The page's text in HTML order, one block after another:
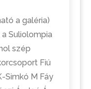
a galéria)
Suliolompia
szép
Fiú
Simkó M Fáy